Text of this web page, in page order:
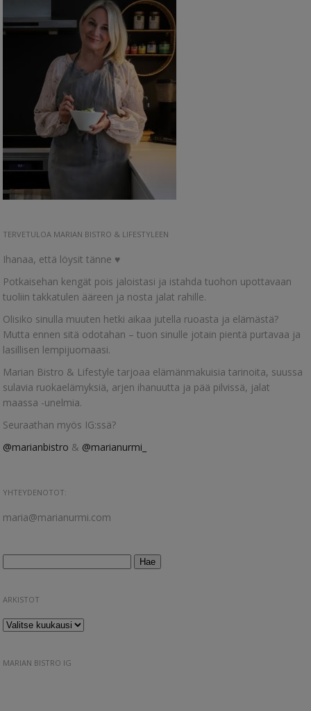
TERVETULOA MARIAN BISTRO & LIFESTYLEEN
Ihanaa, että löysit tänne ♥
Potkaisehan kengät pois jaloistasi ja istahda tuohon upottavaan
tuoliin takkatulen ääreen ja nosta jalat rahille.
Olisiko sinulla muuten hetki aikaa jutella ruoasta ja elämästä?
Mutta ennen sitä odotahan – tuon sinulle jotain pientä purtavaa ja
lasillisen lempijuomaasi.
Marian Bistro & Lifestyle tarjoaa elämänmakuisia tarinoita, suussa
sulavia ruokaelämyksiä, arjen ihanuutta ja pää pilvissä, jalat
maassa -unelmia.
Seuraathan myös IG:ssä?
@marianbistro & @marianurmi_
YHTEYDENOTOT:
maria@marianurmi.com
ARKISTOT
Arkistot
MARIAN BISTRO IG